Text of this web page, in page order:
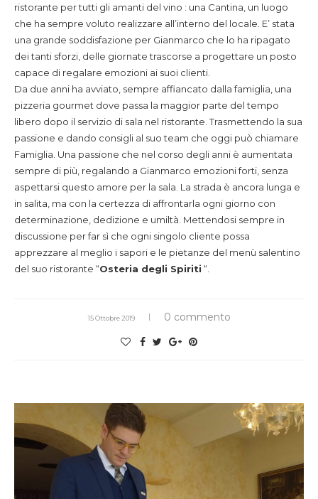
ristorante per tutti gli amanti del vino : una Cantina, un luogo
che ha sempre voluto realizzare all’interno del locale. E’ stata
una grande soddisfazione per Gianmarco che lo ha ripagato
dei tanti sforzi, delle giornate trascorse a progettare un posto
capace di regalare emozioni ai suoi clienti.
Da due anni ha avviato, sempre affiancato dalla famiglia, una
pizzeria gourmet dove passa la maggior parte del tempo
libero dopo il servizio di sala nel ristorante. Trasmettendo la sua
passione e dando consigli al suo team che oggi può chiamare
Famiglia. Una passione che nel corso degli anni è aumentata
sempre di più, regalando a Gianmarco emozioni forti, senza
aspettarsi questo amore per la sala. La strada è ancora lunga e
in salita, ma con la certezza di affrontarla ogni giorno con
determinazione, dedizione e umiltà. Mettendosi sempre in
discussione per far sì che ogni singolo cliente possa
apprezzare al meglio i sapori e le pietanze del menù salentino
del suo ristorante “Osteria degli Spiriti “.
15 Ottobre 2019 0 commento